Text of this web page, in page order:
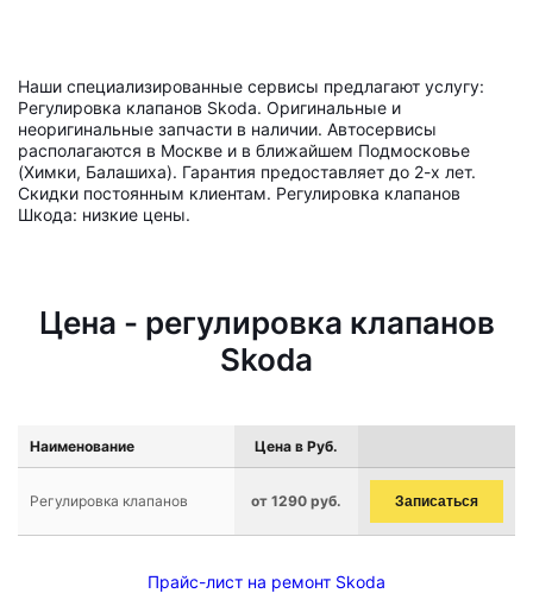
Наши специализированные сервисы предлагают услугу:
Регулировка клапанов Skoda. Оригинальные и
неоригинальные запчасти в наличии. Автосервисы
располагаются в Москве и в ближайшем Подмосковье
(Химки, Балашиха). Гарантия предоставляет до 2-х лет.
Скидки постоянным клиентам. Регулировка клапанов
Шкода: низкие цены.
Цена - регулировка клапанов
Skoda
Наименование Цена в Руб.
Регулировка клапанов от 1290 руб. Записаться
Прайс-лист на ремонт Skoda